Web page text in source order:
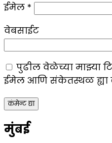
ईमेल *
वेबसाईट
पुढील वेळेच्या माझ्या
ईमेल आणि संकेतस्थळ ह्या
मुंबई